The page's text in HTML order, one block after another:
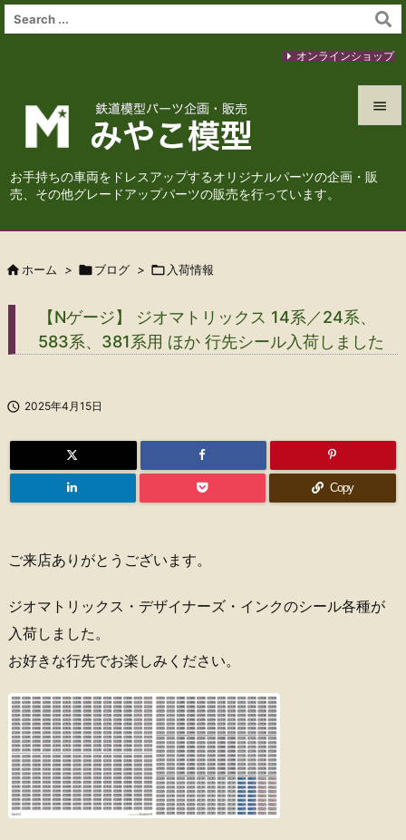
お手持ちの車両をドレスアップするオリジナルパーツの企画・販
売、その他グレードアップパーツの販売を行っています。



検索
オンラインショップ
 ホーム > ブログ >  入荷情報
【Nゲージ】 ジオマトリックス 14系／24系、
583系、381系用 ほか 行先シール入荷しました
 2025年4月15日
Copy
ご来店ありがとうございます。
ジオマトリックス・デザイナーズ・インクのシール各種が
入荷しました。
お好きな行先でお楽しみください。